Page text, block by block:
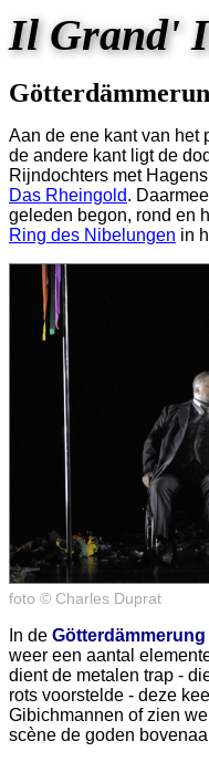
Il Grand'
Aan de ene kant van het
de andere kant ligt de
Rijndochters met
Das Rheingold.
geleden begon, rond en
Ring des Nibelungen in
foto © Charles Duprat
In de Götterdämmerung
weer een aantal
dient de metalen trap -
rots voorstelde - deze
Gibichmannen of zien
scène de goden